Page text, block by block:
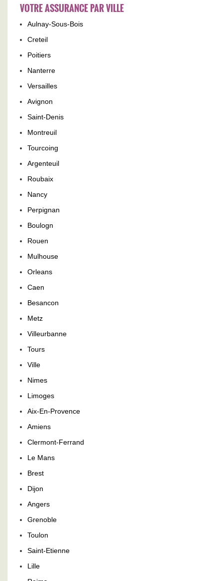
VOTRE ASSURANCE PAR VILLE
Aulnay-Sous-Bois
Creteil
Poitiers
Nanterre
Versailles
Avignon
Saint-Denis
Montreuil
Tourcoing
Argenteuil
Roubaix
Nancy
Perpignan
Boulogn
Rouen
Mulhouse
Orleans
Caen
Besancon
Metz
Villeurbanne
Tours
Ville
Nimes
Limoges
Aix-En-Provence
Amiens
Clermont-Ferrand
Le Mans
Brest
Dijon
Angers
Grenoble
Toulon
Saint-Etienne
Lille